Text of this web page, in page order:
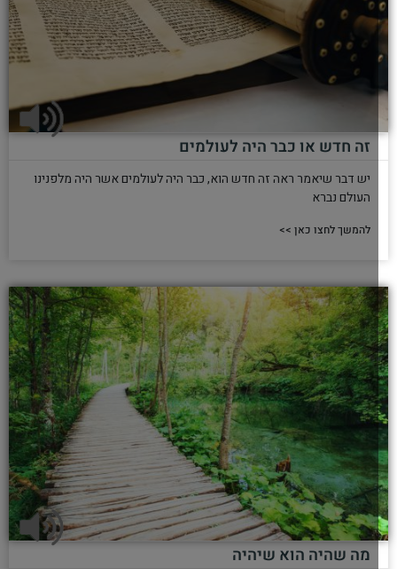
זה חדש או כבר היה לעולמים
יש דבר שיאמר ראה זה חדש הוא, כבר היה לעולמים אשר היה מלפנינו
העולם נברא
להמשך לחצו כאן >>
מה שהיה הוא שיהיה